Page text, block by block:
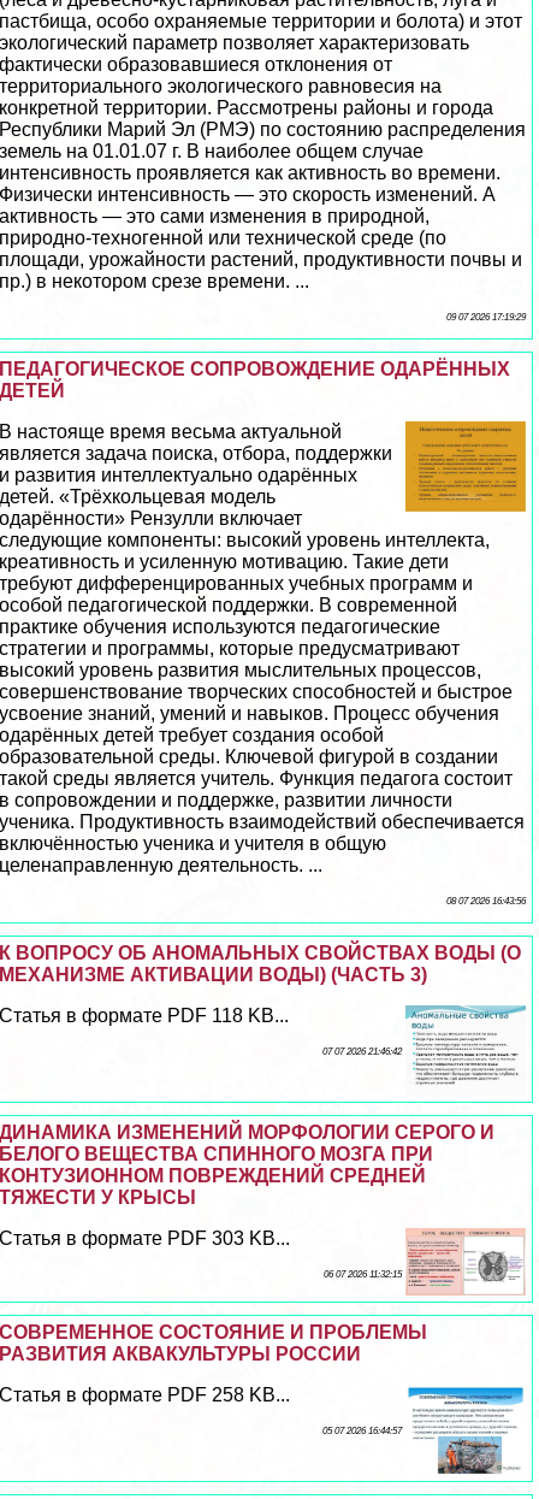
пастбища, особо охраняемые территории и болота) и этот
экологический параметр позволяет хаpaктеризовать
фактически образовавшиеся отклонения от
территориального экологического равновесия на
конкретной территории. Рассмотрены районы и города
Республики Марий Эл (РМЭ) по состоянию распределения
земель на 01.01.07 г. В наиболее общем случае
интенсивность проявляется как активность во времени.
Физически интенсивность — это скорость изменений. А
активность — это сами изменения в природной,
природно-техногенной или технической среде (по
площади, урожайности растений, продуктивности почвы и
пр.) в некотором срезе времени. ...
09 07 2026 17:19:29
ПЕДАГОГИЧЕСКОЕ СОПРОВОЖДЕНИЕ ОДАРЁННЫХ
ДЕТЕЙ
В настояще время весьма актуальной
является задача поиска, отбора, поддержки
и развития интеллектуально одарённых
детей. «Трёхкольцевая модель
одарённости» Рензулли включает
следующие компоненты: высокий уровень интеллекта,
креативность и усиленную мотивацию. Такие дети
требуют дифференцированных учебных программ и
особой педагогической поддержки. В современной
пpaктике обучения используются педагогические
стратегии и программы, которые предусматривают
высокий уровень развития мыслительных процессов,
совершенствование творческих способностей и быстрое
усвоение знаний, умений и навыков. Процесс обучения
одарённых детей требует создания особой
образовательной среды. Ключевой фигурой в создании
такой среды является учитель. Функция педагога состоит
в сопровождении и поддержке, развитии личности
ученика. Продуктивность взаимодействий обеспечивается
включённостью ученика и учителя в общую
целенаправленную деятельность. ...
08 07 2026 16:43:56
К ВОПРОСУ ОБ АНОМАЛЬНЫХ СВОЙСТВАХ ВОДЫ (О
МЕХАНИЗМЕ АКТИВАЦИИ ВОДЫ) (ЧАСТЬ 3)
Статья в формате PDF 118 KB...
07 07 2026 21:46:42
ДИНАМИКА ИЗМЕНЕНИЙ МОРФОЛОГИИ СЕРОГО И
БЕЛОГО ВЕЩЕСТВА СПИННОГО МОЗГА ПРИ
КОНТУЗИОННОМ ПОВРЕЖДЕНИЙ СРЕДНЕЙ
ТЯЖЕСТИ У КРЫСЫ
Статья в формате PDF 303 KB...
06 07 2026 11:32:15
СОВРЕМЕННОЕ СОСТОЯНИЕ И ПРОБЛЕМЫ
РАЗВИТИЯ АКВАКУЛЬТУРЫ РОССИИ
Статья в формате PDF 258 KB...
05 07 2026 16:44:57